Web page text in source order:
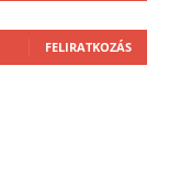
FELIRATKOZÁS